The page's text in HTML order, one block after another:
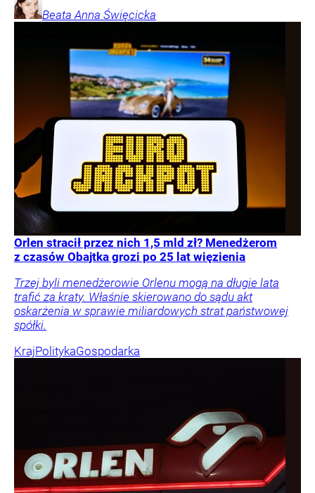
Beata Anna Święcicka
Orlen stracił przez nich 1,5 mld zł? Menedżerom
z czasów Obajtka grozi po 25 lat więzienia
Trzej byli menedżerowie Orlenu mogą na długie lata
trafić za kraty. Właśnie skierowano do sądu akt
oskarżenia w sprawie miliardowych strat państwowej
spółki.
KrajPolitykaGospodarka